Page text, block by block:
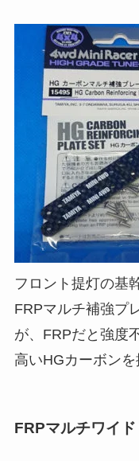
フロント提灯の基
FRPマルチ補強プ
が、FRPだと強度
高いHGカーボンを
FRPマルチワイ